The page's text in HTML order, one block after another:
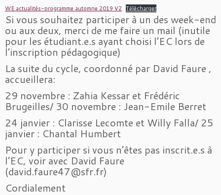
WE actualités-programme automne 2019 V2 Télécharger
Si vous souhaitez participer à un des week-end
ou aux deux, merci de me faire un mail (inutile
pour les étudiant.e.s ayant choisi l’EC lors de
l’inscription pédagogique)
La suite du cycle, coordonné par David Faure ,
accueillera:
29 novembre : Zahia Kessar et Frédéric
Brugeilles/ 30 novembre : Jean-Emile Berret
24 janvier : Clarisse Lecomte et Willy Falla/ 25
janvier : Chantal Humbert
Pour y participer si vous n’êtes pas inscrit.e.s à
l’EC, voir avec David Faure
(david.faure47@sfr.fr)
Cordialement